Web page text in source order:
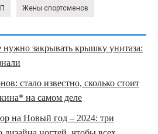
Жены спортсменов
нужно закрывать крышку унитаза:
стало известно, сколько стоит
на самом деле
на Новый год – 2024: три